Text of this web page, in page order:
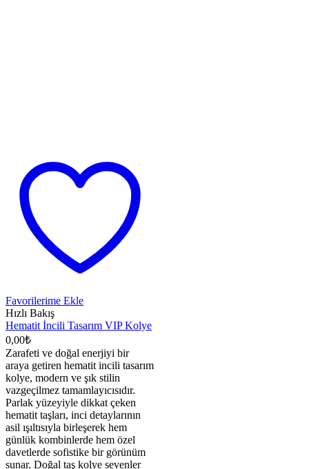
Favorilerime Ekle
Hızlı Bakış
Hematit İncili Tasarım VIP Kolye
0,00₺
Zarafeti ve doğal enerjiyi bir
araya getiren hematit incili tasarım
kolye, modern ve şık stilin
vazgeçilmez tamamlayıcısıdır.
Parlak yüzeyiyle dikkat çeken
hematit taşları, inci detaylarının
asil ışıltısıyla birleşerek hem
günlük kombinlerde hem özel
davetlerde sofistike bir görünüm
sunar. Doğal taş kolye sevenler